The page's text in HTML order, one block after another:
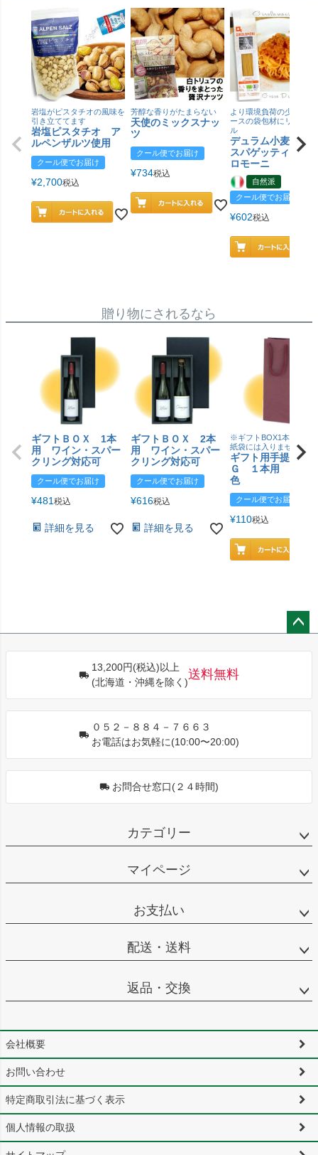
岩塩がピスタチオの風味を
引き立ててます
岩塩ピスタチオ ア
ルペンザルツ使用
クール便でお届け
¥2,700税込
芳醇な香りがたまらない
天使のミックスナッ
ツ
クール便でお届け
¥734税込
より環境負荷の少ない紙
ースの袋包材にリニュー
ル
デュラム小麦 有
スパゲッティ／ジ
ロモーニ
自然派
クール便でお届け
¥602税込
贈り物にされるなら
ギフトＢＯＸ 1本
用 ワイン・スパー
クリング対応可
クール便でお届け
¥481税込
詳細を見る
ギフトＢＯＸ 2本
用 ワイン・スパー
クリング対応可
クール便でお届け
¥616税込
詳細を見る
※ギフトBOX1本用はこ
紙袋には入りません
ギフト用手提げＢ
Ｇ １本用 エン
色
クール便でお届け
¥110税込
13,200円(税込)以上
(北海道・沖縄を除く)
送料無料
０５２－８８４－７６６３
お電話はお気軽に(10:00〜20:00)
お問合せ窓口(２４時間)
カテゴリー
マイページ
お支払い
配送・送料
返品・交換
会社概要
お問い合わせ
特定商取引法に基づく表示
個人情報の取扱